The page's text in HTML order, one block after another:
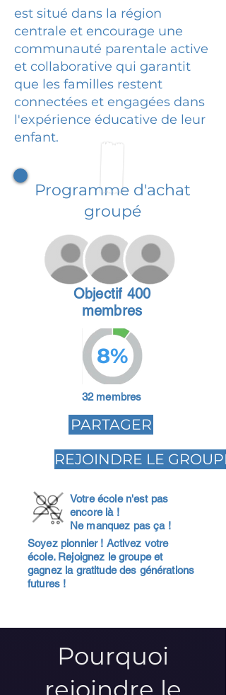
est situé dans la région
centrale et encourage une
communauté parentale active
et collaborative qui garantit
que les familles restent
connectées et engagées dans
l'expérience éducative de leur
enfant.
Programme d'achat
groupé
Objectif 400
membres
8%
32 membres
PARTAGER
REJOINDRE LE GROUPE
Votre école n'est pas
encore là !
Ne manquez pas ça !
Soyez pionnier ! Activez votre
école. Rejoignez le groupe et
gagnez la gratitude des générations
futures !
Pourquoi